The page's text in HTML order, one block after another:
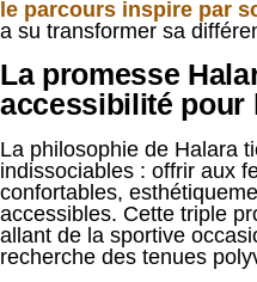
le parcours inspire par
a su transformer sa
La promesse
accessibilité pour
La philosophie de Halara
indissociables : offrir aux
confortables,
accessibles. Cette triple
allant de la sportive
recherche des tenues